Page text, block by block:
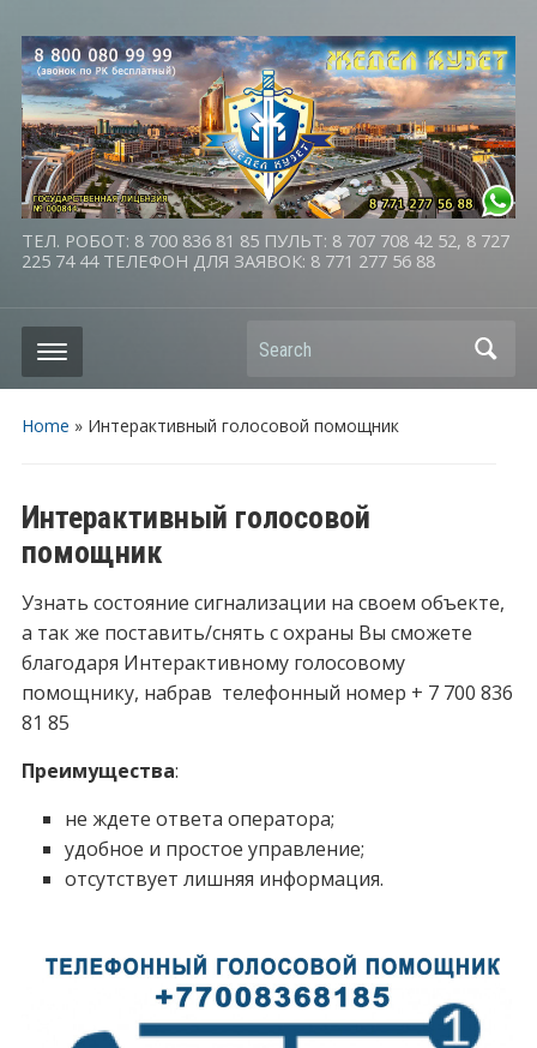
ТЕЛ. РОБОТ: 8 700 836 81 85 ПУЛЬТ: 8 707 708 42 52, 8 727
225 74 44 ТЕЛЕФОН ДЛЯ ЗАЯВОК: 8 771 277 56 88
Search
Home » Интерактивный голосовой помощник
Интерактивный голосовой
помощник
Узнать состояние сигнализации на своем объекте,
а так же поставить/снять с охраны Вы сможете
благодаря Интерактивному голосовому
помощнику, набрав телефонный номер + 7 700 836
81 85
Преимущества:
не ждете ответа оператора;
удобное и простое управление;
отсутствует лишняя информация.